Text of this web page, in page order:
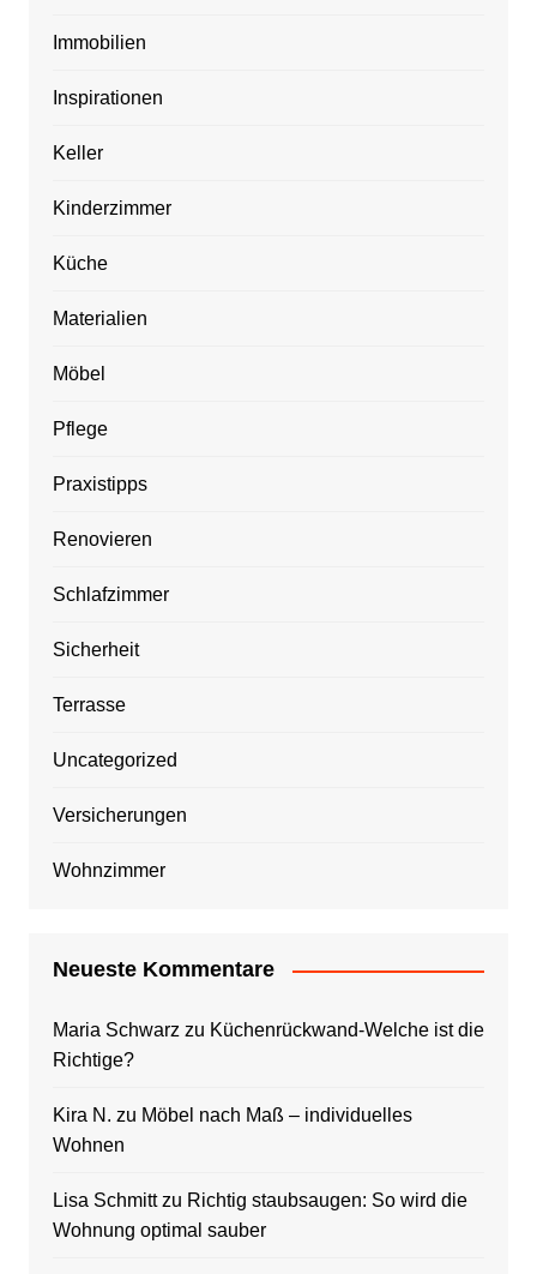
Immobilien
Inspirationen
Keller
Kinderzimmer
Küche
Materialien
Möbel
Pflege
Praxistipps
Renovieren
Schlafzimmer
Sicherheit
Terrasse
Uncategorized
Versicherungen
Wohnzimmer
Neueste Kommentare
Maria Schwarz zu Küchenrückwand-Welche ist die
Richtige?
Kira N. zu Möbel nach Maß – individuelles
Wohnen
Lisa Schmittzu Richtig staubsaugen: So wird die
Wohnung optimal sauber